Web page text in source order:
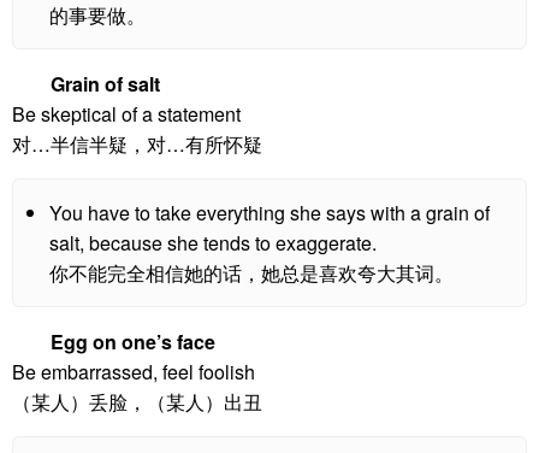
的事要做。
Grain of salt
Be skeptical of a statement
对…半信半疑，对…有所怀疑
You have to take everything she says with a grain of
salt, because she tends to exaggerate.
你不能完全相信她的话，她总是喜欢夸大其词。
Egg on one’s face
Be embarrassed, feel foolish
（某人）丢脸，（某人）出丑